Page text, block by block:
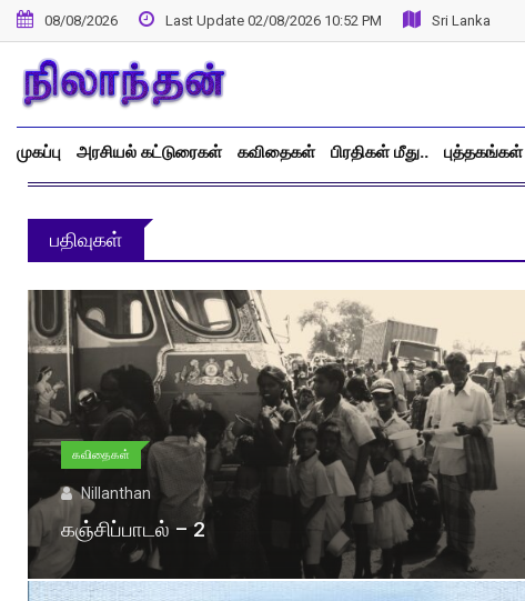
08/08/2026 Last Update 02/08/2026 10:52 PM Sri Lanka
முகப்பு அரசியல் கட்டுரைகள் கவிதைகள் பிரதிகள் மீது.. புத்தகங்கள்
பதிவுகள்
கவிதைகள்
Nillanthan
கஞ்சிப்பாடல் – 2